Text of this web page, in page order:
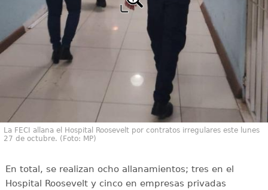
La FECI allana el Hospital Roosevelt por contratos irregulares este lunes
27 de octubre. (Foto: MP)
En total, se realizan ocho allanamientos; tres en el
Hospital Roosevelt y cinco en empresas privadas